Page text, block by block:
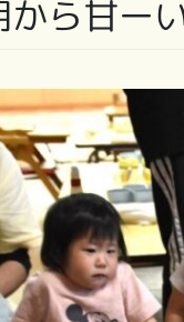
ら甘ー